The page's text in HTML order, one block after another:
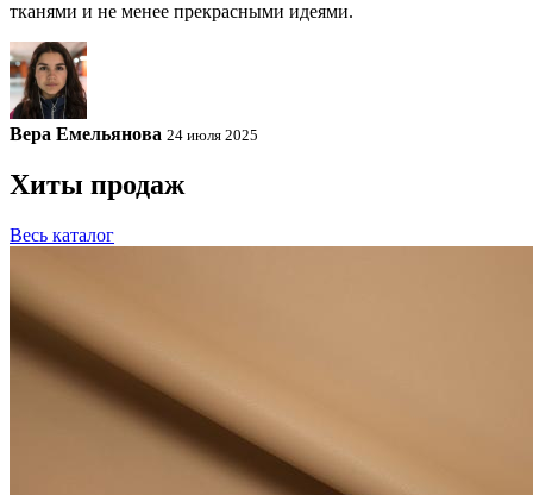
тканями и не менее прекрасными идеями.
Вера Емельянова 24 июля 2025
Хиты продаж
Весь каталог